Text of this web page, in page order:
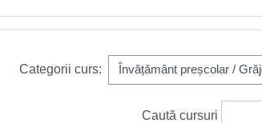
Categorii curs:
Caută cursuri